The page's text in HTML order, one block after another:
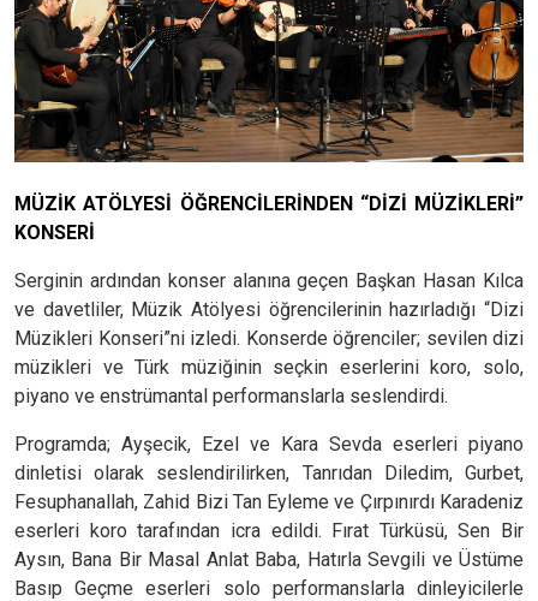
MÜZİK ATÖLYESİ ÖĞRENCİLERİNDEN “DİZİ MÜZİKLERİ”
KONSERİ
Serginin ardından konser alanına geçen Başkan Hasan Kılca
ve davetliler, Müzik Atölyesi öğrencilerinin hazırladığı “Dizi
Müzikleri Konseri”ni izledi. Konserde öğrenciler; sevilen dizi
müzikleri ve Türk müziğinin seçkin eserlerini koro, solo,
piyano ve enstrümantal performanslarla seslendirdi.
Programda; Ayşecik, Ezel ve Kara Sevda eserleri piyano
dinletisi olarak seslendirilirken, Tanrıdan Diledim, Gurbet,
Fesuphanallah, Zahid Bizi Tan Eyleme ve Çırpınırdı Karadeniz
eserleri koro tarafından icra edildi. Fırat Türküsü, Sen Bir
Aysın, Bana Bir Masal Anlat Baba, Hatırla Sevgili ve Üstüme
Basıp Geçme eserleri solo performanslarla dinleyicilerle